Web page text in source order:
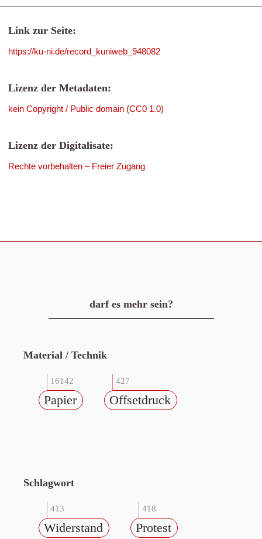
Link zur Seite:
https://ku-ni.de/record_kuniweb_948082
Lizenz der Metadaten:
kein Copyright / Public domain (CC0 1.0)
Lizenz der Digitalisate:
Rechte vorbehalten – Freier Zugang
darf es mehr sein?
Material / Technik
16142
Papier
427
Offsetdruck
Schlagwort
413
Widerstand
418
Protest